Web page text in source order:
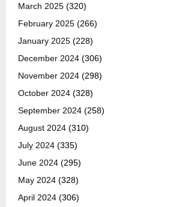
March 2025 (320)
February 2025 (266)
January 2025 (228)
December 2024 (306)
November 2024 (298)
October 2024 (328)
September 2024 (258)
August 2024 (310)
July 2024 (335)
June 2024 (295)
May 2024 (328)
April 2024 (306)